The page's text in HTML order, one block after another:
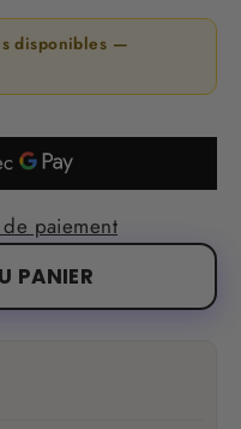
disponibles —
PANIER
paiement